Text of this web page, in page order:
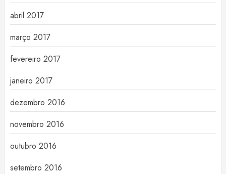
abril 2017
março 2017
fevereiro 2017
janeiro 2017
dezembro 2016
novembro 2016
outubro 2016
setembro 2016